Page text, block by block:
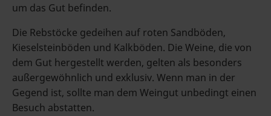
um das Gut befinden.
Die Rebstöcke gedeihen auf roten Sandböden,
Kieselsteinböden und Kalkböden. Die Weine, die von
dem Gut hergestellt werden, gelten als besonders
außergewöhnlich und exklusiv. Wenn man in der
Gegend ist, sollte man dem Weingut unbedingt einen
Besuch abstatten.